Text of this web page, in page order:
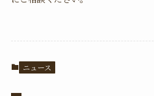
ニュース